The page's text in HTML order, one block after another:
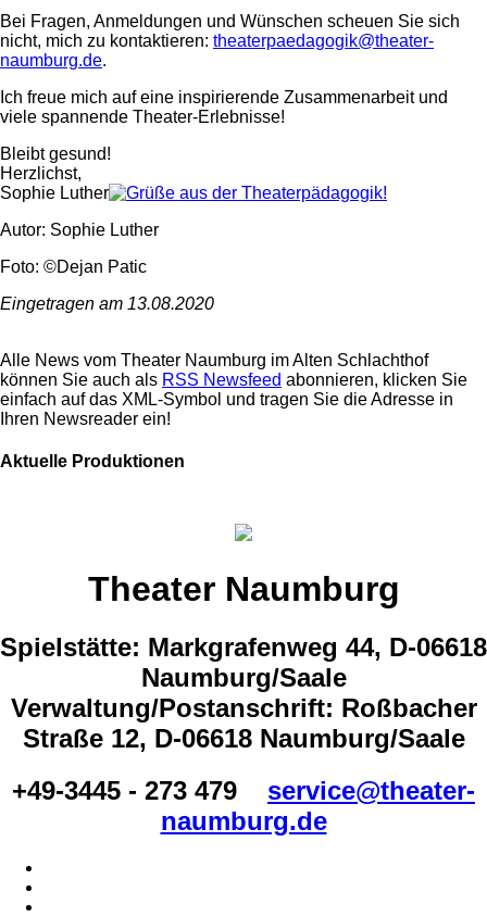
Bei Fragen, Anmeldungen und Wünschen scheuen Sie sich
nicht, mich zu kontaktieren: theaterpaedagogik@theater-
naumburg.de.
Ich freue mich auf eine inspirierende Zusammenarbeit und
viele spannende Theater-Erlebnisse!
Bleibt gesund!
Herzlichst,
Sophie Luther
Autor: Sophie Luther
Foto: ©Dejan Patic
Eingetragen am 13.08.2020
Alle News vom Theater Naumburg im Alten Schlachthof
können Sie auch als RSS Newsfeed abonnieren, klicken Sie
einfach auf das XML-Symbol und tragen Sie die Adresse in
Ihren Newsreader ein!
Aktuelle Produktionen
Theater Naumburg
Spielstätte: Markgrafenweg 44, D-06618
Naumburg/Saale
Verwaltung/Postanschrift: Roßbacher
Straße 12, D-06618 Naumburg/Saale
+49-3445 - 273 479
service@theater-
naumburg.de